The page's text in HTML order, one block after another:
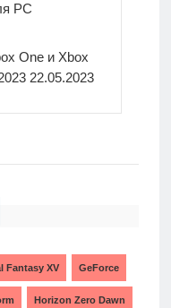
PC
One и Xbox
22.05.2023
Fantasy XV GeForce
Horizon Zero Dawn